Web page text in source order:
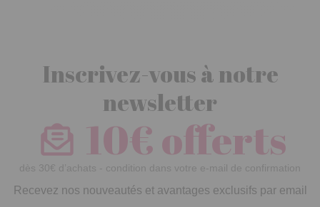
Inscrivez-vous à notre
newsletter
10€ offerts
dès 30€ d’achats - condition dans votre e-mail de confirmation
Recevez nos nouveautés et avantages exclusifs par email